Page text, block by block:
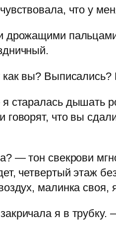
что у
пальцами
вы?
старалась дышать
что вы
— тон свекрови
четвертый этаж
малинка своя,
я в трубку.